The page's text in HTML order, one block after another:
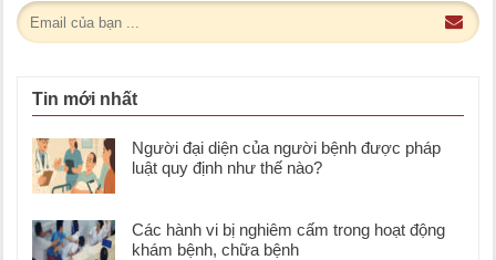
Tin mới nhất
Người đại diện của người bệnh được pháp
luật quy định như thế nào?
Các hành vi bị nghiêm cấm trong hoạt động
khám bệnh, chữa bệnh